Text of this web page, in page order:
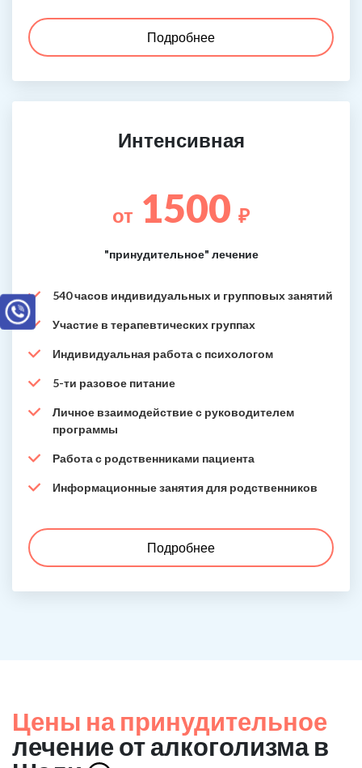
Подробнее
Интенсивная
от 1500 ₽
"принудительное" лечение
540 часов индивидуальных и групповых занятий
Участие в терапевтических группах
Индивидуальная работа с психологом
5-ти разовое питание
Личное взаимодействие с руководителем
программы
Работа с родственниками пациента
Информационные занятия для родственников
Подробнее
Цены на принудительное
лечение от алкоголизма в